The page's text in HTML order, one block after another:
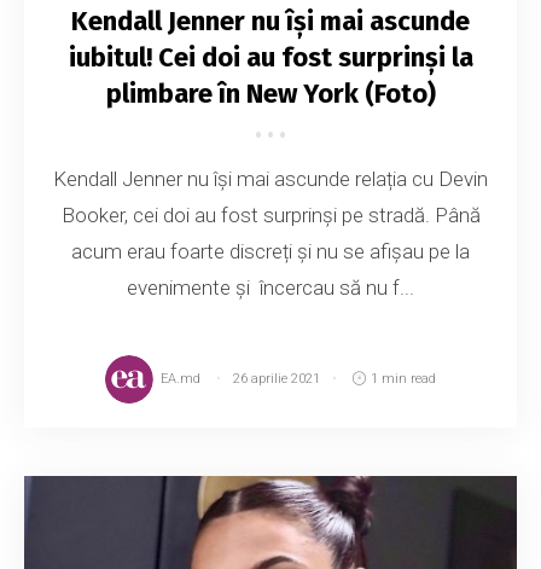
Kendall Jenner nu își mai ascunde
iubitul! Cei doi au fost surprinși la
plimbare în New York (Foto)
Kendall Jenner nu își mai ascunde relația cu Devin
Booker, cei doi au fost surprinși pe stradă. Până
acum erau foarte discreți și nu se afișau pe la
evenimente și încercau să nu f...
EA.md 26 aprilie 2021 1 min read